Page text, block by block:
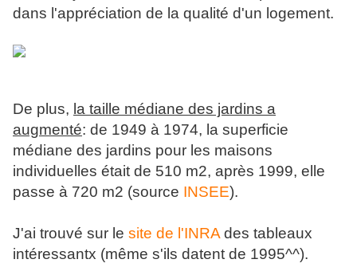
dans l'appréciation de la qualité d'un logement.
De plus, la taille médiane des jardins a
augmenté: de 1949 à 1974, la superficie
médiane des jardins pour les maisons
individuelles était de 510 m2, après 1999, elle
passe à 720 m2 (source INSEE).
J'ai trouvé sur le site de l'INRA des tableaux
intéressantx (même s'ils datent de 1995^^).